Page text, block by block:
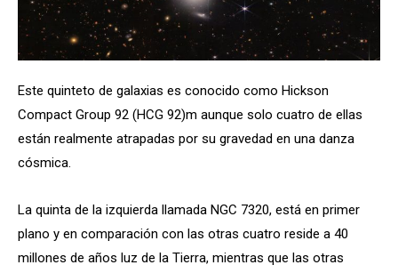
Este quinteto de galaxias es conocido como Hickson
Compact Group 92 (HCG 92)m aunque solo cuatro de ellas
están realmente atrapadas por su gravedad en una danza
cósmica.
La quinta de la izquierda llamada NGC 7320, está en primer
plano y en comparación con las otras cuatro reside a 40
millones de años luz de la Tierra, mientras que las otras